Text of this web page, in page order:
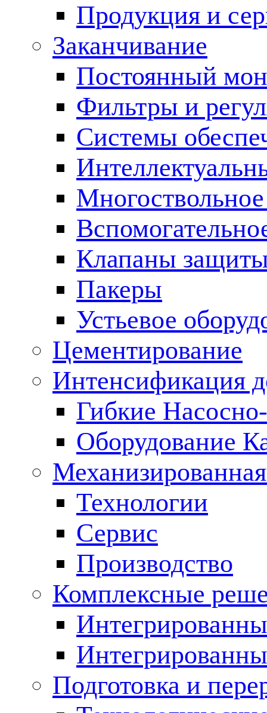
Продукция и
Заканчивание
Постоянный
Фильтры и
Cистемы
Клапаны
Пакеры
Устьевое
Цементирование
Интенсификация
Гибкие
Оборудование
Технологии
Сервис
Производство
Комплексные
Подготовка и